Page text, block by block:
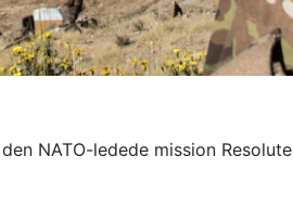
NATO-ledede mission Resolute